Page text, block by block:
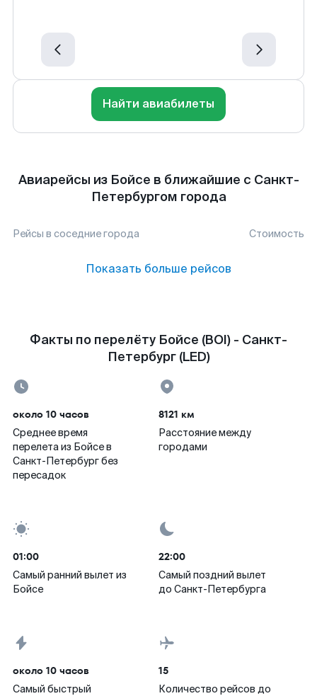
Найти авиабилеты
Авиарейсы из Бойсе в ближайшие с Санкт-
Петербургом города
Рейсы в соседние города Стоимость
Показать больше рейсов
Факты по перелёту Бойсе (BOI) - Санкт-
Петербург (LED)
около 10 часов
Среднее время
перелета из Бойсе в
Санкт-Петербург без
пересадок
8121 км
Расстояние между
городами
01:00
Самый ранний вылет из
Бойсе
22:00
Самый поздний вылет
до Санкт-Петербурга
около 10 часов
Самый быстрый
15
Количество рейсов до